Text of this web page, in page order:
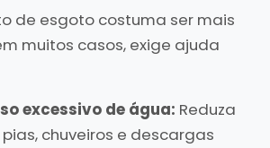
de esgoto costuma ser mais
muitos casos, exige ajuda
excessivo de água: Reduza
chuveiros e descargas